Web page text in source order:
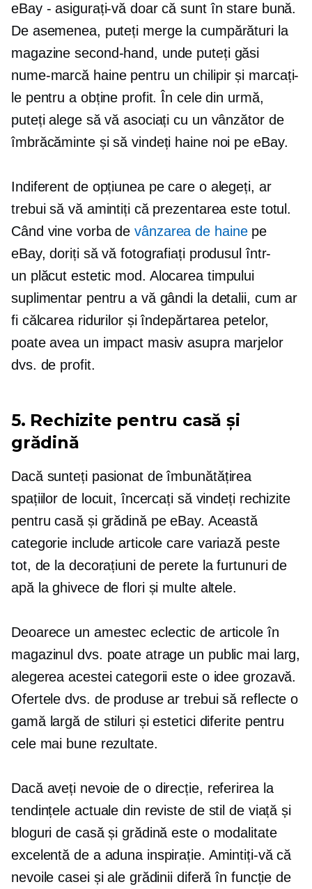
eBay - asigurați-vă doar că sunt în stare bună.
De asemenea, puteți merge la cumpărături la
magazine second-hand, unde puteți găsi
nume-marcă haine pentru un chilipir și marcați-
le pentru a obține profit. În cele din urmă,
puteți alege să vă asociați cu un vânzător de
îmbrăcăminte și să vindeți haine noi pe eBay.
Indiferent de opțiunea pe care o alegeți, ar
trebui să vă amintiți că prezentarea este totul.
Când vine vorba devânzarea de hainepe
eBay, doriți să vă fotografiați produsul într-
un plăcut estetic mod. Alocarea timpului
suplimentar pentru a vă gândi la detalii, cum ar
fi călcarea ridurilor și îndepărtarea petelor,
poate avea un impact masiv asupra marjelor
dvs. de profit.
5. Rechizite pentru casă și
grădină
Dacă sunteți pasionat de îmbunătățirea
spațiilor de locuit, încercați să vindeți rechizite
pentru casă și grădină pe eBay. Această
categorie include articole care variază peste
tot, de la decorațiuni de perete la furtunuri de
apă la ghivece de flori și multe altele.
Deoarece un amestec eclectic de articole în
magazinul dvs. poate atrage un public mai larg,
alegerea acestei categorii este o idee grozavă.
Ofertele dvs. de produse ar trebui să reflecte o
gamă largă de stiluri și estetici diferite pentru
cele mai bune rezultate.
Dacă aveți nevoie de o direcție, referirea la
tendințele actuale din reviste de stil de viață și
bloguri de casă și grădină este o modalitate
excelentă de a aduna inspirație. Amintiți-vă că
nevoile casei și ale grădinii diferă în funcție de